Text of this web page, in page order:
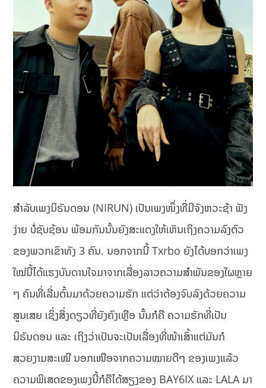
ສໍາລັບເພງນິຣັນດອນ (NIRUN) ເປັນເພງໜຶ່ງທີ່ມີຈັງຫວະຊ້າ ຟັງ
ງ່າຍ ບໍ່ຊັບຊ້ອນ ພ້ອມກັນນັ້ນຍັງສະແດງໃຫ້ເຫັນເຖິງຄວາມລົງຕົວ
ຂອງພວກເຂົາທັງ 3 ຄົນ. ນອກຈາກນີ້ Txrbo ຍັງໄດ້ບອກວ່າເພງ
ໃໝ່ນີ້ໄດ້ແຮງບັນດານໃຈມາຈາກເລື່ອງລາວຄວາມສຳພັນຂອງໃຜຫຼາຍ
ໆ ຄົນທີ່ເລີ່ມຕົ້ນມາດ້ວຍຄວາມຮັກ ແຕ່ວ່າຕ້ອງຈົບລົງດ້ວຍຄວາມ
ສູນເສຍ ເຊິ່ງສິ່ງດຽວທີ່ຍັງຄົງເຫຼືອ ນັ້ນກໍຄື ຄວາມຮັກທີ່ເປັນ
ນິຣັນດອນ ແລະ ເຖິງວ່າເປັນຈະເປັນເລື່ອງທີ່ໜ້າເສົ້າແຕ່ມັນກໍ
ສວຍງາມສະເໝີ ນອກເໜືອຈາກຄວາມໝາຍດີໆ ຂອງເພງແລ້ວ
ຄວາມພິເສດຂອງເພງນີ້ກໍຄືໄດ້ສຽງຂອງ BAY6IX ແລະ LALA ມາ